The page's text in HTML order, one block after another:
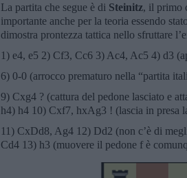
La partita che segue è di Steinitz, il primo
importante anche per la teoria essendo
dimostra prontezza tattica nello sfruttare
1) e4, e5 2) Cf3, Cc6 3) Ac4, Ac5 4) d3
6) 0-0 (arrocco prematuro nella “partita
9) Cxg4 ? (cattura del pedone lasciato e
h4) h4 10) Cxf7, hxAg3 ! (lascia in presa
11) CxDd8, Ag4 12) Dd2 (non c’è di
Cd4 13) h3 (muovere il pedone f è